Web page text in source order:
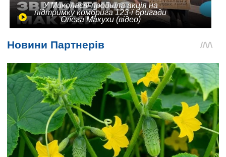
У Миколаєві пройшла акція на
підтримку комбрига 123-ї бригади
Олега Макухи (відео)